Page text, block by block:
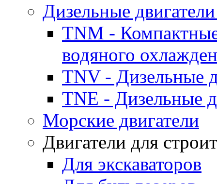
Дизельные
TNM -
водяного
TNV - Дизельные
TNE - Дизельные
Морские двигатели
Двигатели для
Для экскаваторов